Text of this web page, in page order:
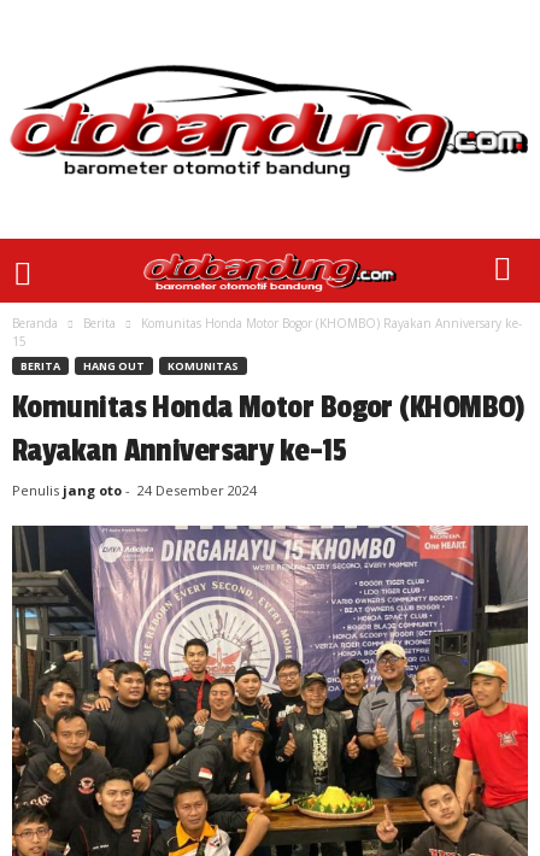
Beranda Berita
Komunitas Honda Motor Bogor (KHOMBO) Rayakan Anniversary ke-
15
BERITA HANG OUT KOMUNITAS
Komunitas Honda Motor Bogor (KHOMBO)
Rayakan Anniversary ke-15
Penulis jang oto - 24 Desember 2024